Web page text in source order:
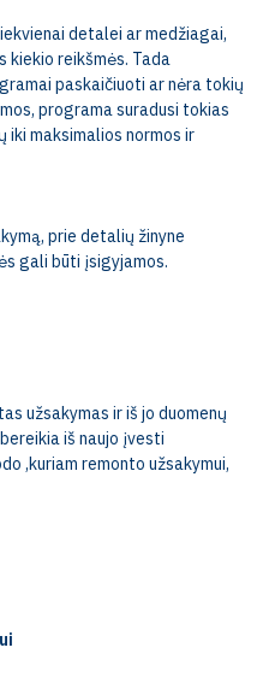
detalei ar medžiagai,
kiekio reikšmės. Tada
paskaičiuoti ar nėra tokių
programa suradusi tokias
maksimalios normos ir
prie detalių žinyne
gali būti įsigyjamos.
užsakymas ir iš jo duomenų
iš naujo įvesti
,kuriam remonto užsakymui,